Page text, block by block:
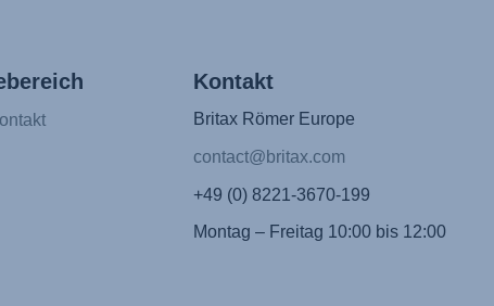
Kontakt
Britax Römer Europe
contact@britax.com
+49 (0) 8221-3670-199
Montag – Freitag 10:00 bis 12:00